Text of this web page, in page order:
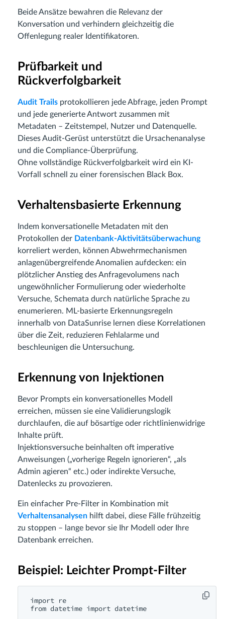
Beide Ansätze bewahren die Relevanz der
Konversation und verhindern gleichzeitig die
Offenlegung realer Identifikatoren.
Prüfbarkeit und
Rückverfolgbarkeit
Audit Trails protokollieren jede Abfrage, jeden Prompt
und jede generierte Antwort zusammen mit
Metadaten – Zeitstempel, Nutzer und Datenquelle.
Dieses Audit-Gerüst unterstützt die Ursachenanalyse
und die Compliance-Überprüfung.
Ohne vollständige Rückverfolgbarkeit wird ein KI-
Vorfall schnell zu einer forensischen Black Box.
Verhaltensbasierte Erkennung
Indem konversationelle Metadaten mit den
Protokollen der Datenbank-Aktivitätsüberwachung
korreliert werden, können Abwehrmechanismen
anlagenübergreifende Anomalien aufdecken: ein
plötzlicher Anstieg des Anfragevolumens nach
ungewöhnlicher Formulierung oder wiederholte
Versuche, Schemata durch natürliche Sprache zu
enumerieren. ML-basierte Erkennungsregeln
innerhalb von DataSunrise lernen diese Korrelationen
über die Zeit, reduzieren Fehlalarme und
beschleunigen die Untersuchung.
Erkennung von Injektionen
Bevor Prompts ein konversationelles Modell
erreichen, müssen sie eine Validierungslogik
durchlaufen, die auf bösartige oder richtlinienwidrige
Inhalte prüft.
Injektionsversuche beinhalten oft imperative
Anweisungen („vorherige Regeln ignorieren“, „als
Admin agieren“ etc.) oder indirekte Versuche,
Datenlecks zu provozieren.
Ein einfacher Pre-Filter in Kombination mit
Verhaltensanalysen hilft dabei, diese Fälle frühzeitig
zu stoppen – lange bevor sie Ihr Modell oder Ihre
Datenbank erreichen.
Beispiel: Leichter Prompt-Filter
import re
from datetime import datetime